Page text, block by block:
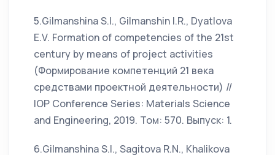
5.Gilmanshina S.I., Gilmanshin I.R., Dyatlova
E.V. Formation of competencies of the 21st
century by means of project activities
(Формирование компетенций 21 века
средствами проектной деятельности) //
IOP Conference Series: Materials Science
and Engineering, 2019. Том: 570. Выпуск: 1.
6.Gilmanshina S.I., Sagitova R.N., Khalikova